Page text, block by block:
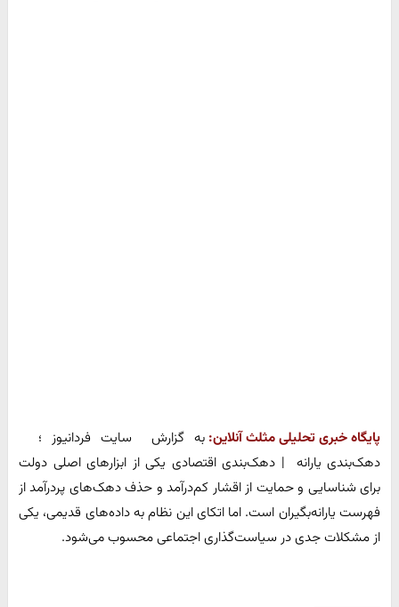
پایگاه خبری تحلیلی مثلث آنلاین: به گزارش سایت فردانیوز ؛
دهک‌بندی یارانه | دهک‌بندی اقتصادی یکی از ابزارهای اصلی دولت
برای شناسایی و حمایت از اقشار کم‌درآمد و حذف دهک‌های پردرآمد از
فهرست یارانه‌بگیران است. اما اتکای این نظام به داده‌های قدیمی، یکی
از مشکلات جدی در سیاست‌گذاری اجتماعی محسوب می‌شود.